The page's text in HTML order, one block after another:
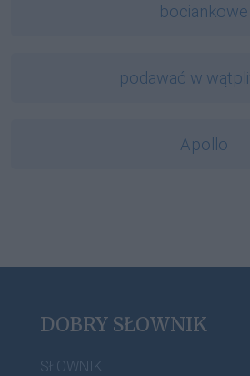
bociankowe
podawać w
Apollo
DOBRY SŁOWNIK
SŁOWNIK